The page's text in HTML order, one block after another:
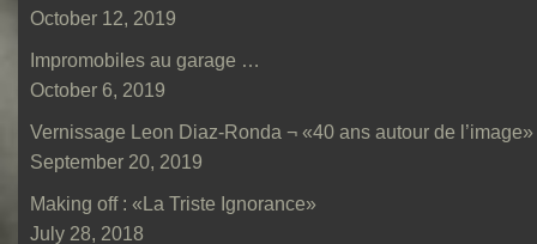
October 12, 2019
Impromobiles au garage …
October 6, 2019
Vernissage Leon Diaz-Ronda ¬ «40 ans autour de l’image»
September 20, 2019
Making off : «La Triste Ignorance»
July 28, 2018